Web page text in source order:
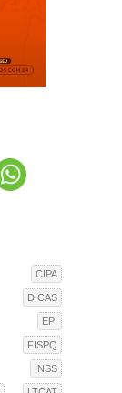
CIPA
DICAS
EPI
FISPQ
INSS